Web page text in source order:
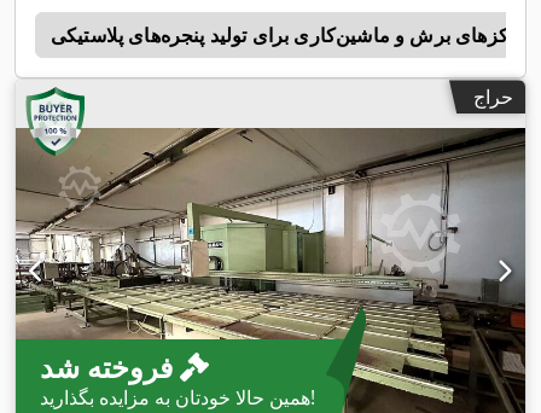
مرکزهای برش و ماشین‌کاری برای تولید پنجره‌های پلاستیکی
حراج
همین حالا خودتان به مزایده بگذارید!